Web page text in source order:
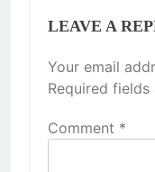
LEAVE A
Your email
Required fields
Comment *